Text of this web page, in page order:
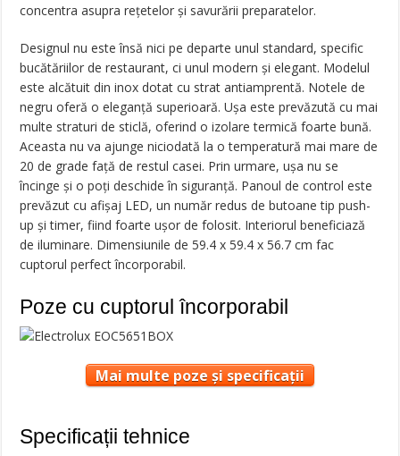
concentra asupra rețetelor și savurării preparatelor.
Designul nu este însă nici pe departe unul standard, specific
bucătăriilor de restaurant, ci unul modern și elegant. Modelul
este alcătuit din inox dotat cu strat antiamprentă. Notele de
negru oferă o eleganță superioară. Ușa este prevăzută cu mai
multe straturi de sticlă, oferind o izolare termică foarte bună.
Aceasta nu va ajunge niciodată la o temperatură mai mare de
20 de grade față de restul casei. Prin urmare, ușa nu se
încinge și o poți deschide în siguranță. Panoul de control este
prevăzut cu afișaj LED, un număr redus de butoane tip push-
up și timer, fiind foarte ușor de folosit. Interiorul beneficiază
de iluminare. Dimensiunile de 59.4 x 59.4 x 56.7 cm fac
cuptorul perfect încorporabil.
Poze cu cuptorul încorporabil
Mai multe poze și specificații
Specificații tehnice